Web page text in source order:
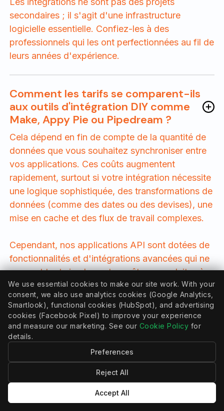
secondaires ; il s'agit d'une infrastructure
logicielle essentielle. Confiez-les à des
professionnels qui les ont perfectionnées au fil de
leurs années d'expérience.
Comment les tarifs se comparent-ils
aux outils d'intégration DIY comme
Make, Appy Pie ou Pipedream ?
Cela dépend en fin de compte de la quantité de
données que vous souhaitez synchroniser entre
vos applications. Ces coûts augmentent
rapidement, surtout si votre intégration nécessite
une logique sophistiquée, des transformations de
données (comme des dates ou des devises), une
mise en cache et des flux de travail complexes.
Cependant, nos applications API sont dotées de
fonctionnalités et d'intégrations avancées qui ne
peuvent tout simplement pas être reproduites à
l'aide de ces outils de bricolage.
En termes de prix, nos solutions offrent un
avantage net : au niveau d'utilisation que vous
avez choisi (par ex. nombre de clients), nous
vous permettons souvent de synchroniser un
nombre illimite d'enregistrements, y compris les
donnees clients, les ventes, les transactions, et
plus encore. Cela rend nos API Apps non
seulement superieures en fonctionnalites, mais
We use essential cookies to make our site work. With your
consent, we also use analytics cookies (Google Analytics,
Smartlook), functional cookies (HubSpot), and advertising
cookies (Facebook Pixel) to improve your experience
and measure our marketing. See our Cookie Policy for
details.
Preferences
Reject All
Accept All